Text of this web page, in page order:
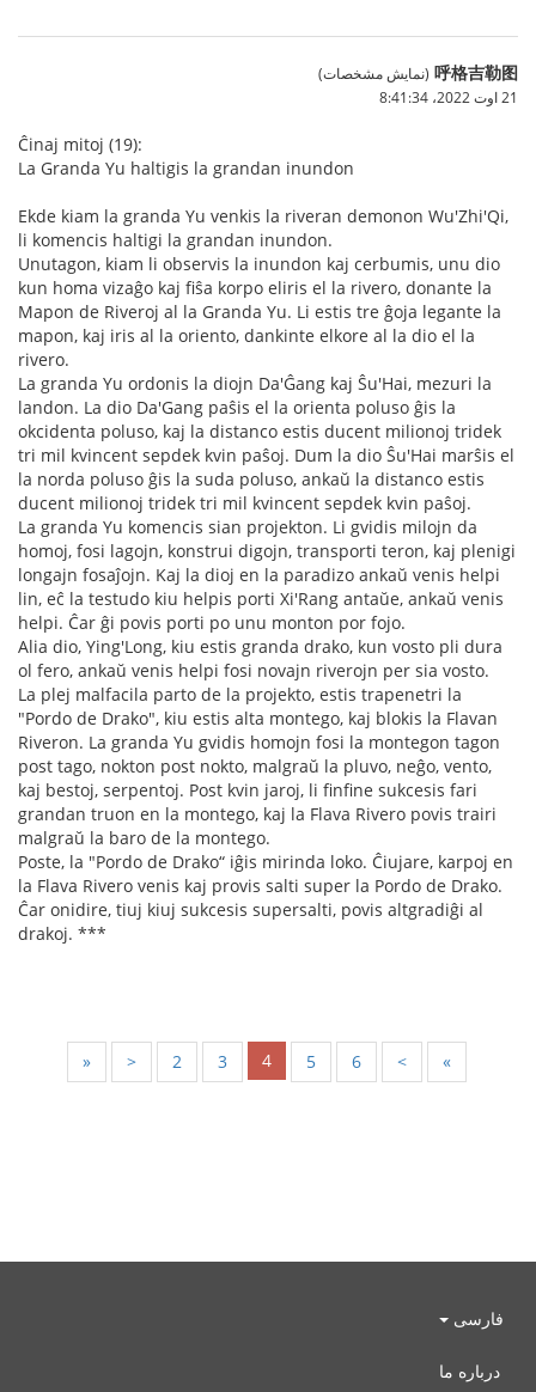
呼格吉勒图 (نمایش مشخصات)
21 اوت 2022،‏ 8:41:34
Ĉinaj mitoj (19):
La Granda Yu haltigis la grandan inundon
Ekde kiam la granda Yu venkis la riveran demonon Wu'Zhi'Qi,
li komencis haltigi la grandan inundon.
Unutagon, kiam li observis la inundon kaj cerbumis, unu dio
kun homa vizaĝo kaj fiŝa korpo eliris el la rivero, donante la
Mapon de Riveroj al la Granda Yu. Li estis tre ĝoja legante la
mapon, kaj iris al la oriento, dankinte elkore al la dio el la
rivero.
La granda Yu ordonis la diojn Da'Ĝang kaj Ŝu'Hai, mezuri la
landon. La dio Da'Gang paŝis el la orienta poluso ĝis la
okcidenta poluso, kaj la distanco estis ducent milionoj tridek
tri mil kvincent sepdek kvin paŝoj. Dum la dio Ŝu'Hai marŝis el
la norda poluso ĝis la suda poluso, ankaŭ la distanco estis
ducent milionoj tridek tri mil kvincent sepdek kvin paŝoj.
La granda Yu komencis sian projekton. Li gvidis milojn da
homoj, fosi lagojn, konstrui digojn, transporti teron, kaj plenigi
longajn fosaĵojn. Kaj la dioj en la paradizo ankaŭ venis helpi
lin, eĉ la testudo kiu helpis porti Xi'Rang antaŭe, ankaŭ venis
helpi. Ĉar ĝi povis porti po unu monton por fojo.
Alia dio, Ying'Long, kiu estis granda drako, kun vosto pli dura
ol fero, ankaŭ venis helpi fosi novajn riverojn per sia vosto.
La plej malfacila parto de la projekto, estis trapenetri la
"Pordo de Drako", kiu estis alta montego, kaj blokis la Flavan
Riveron. La granda Yu gvidis homojn fosi la montegon tagon
post tago, nokton post nokto, malgraŭ la pluvo, neĝo, vento,
kaj bestoj, serpentoj. Post kvin jaroj, li finfine sukcesis fari
grandan truon en la montego, kaj la Flava Rivero povis trairi
malgraŭ la baro de la montego.
Poste, la "Pordo de Drako“ iĝis mirinda loko. Ĉiujare, karpoj en
la Flava Rivero venis kaj provis salti super la Pordo de Drako.
Ĉar onidire, tiuj kiuj sukcesis supersalti, povis altgradiĝi al
drakoj. ***
« < 2 3 4 5 6 > »
فارسی
درباره ما